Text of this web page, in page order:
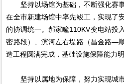
坚持以场馆为基础，不断强化赛
在全市新建场馆中率先竣工，实现了
的协调统一。郝家疃110KV变电站投
密路段）、滨河左右堤路（昌金路—
造工程圆满完成，基础设施保障能力明
坚持以属地为保障，努力实现城